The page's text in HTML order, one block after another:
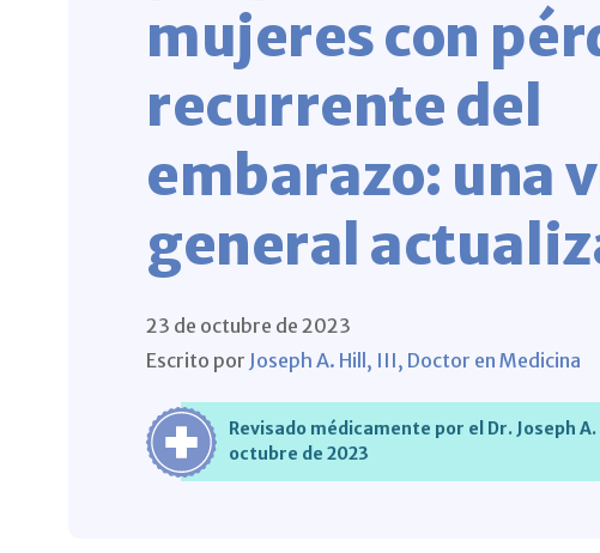
mujeres con
recurrente del
embarazo: una
general
23 de octubre de 2023
Escrito por Joseph A. Hill, III, Doctor en Medicina
Revisado médicamente por el Dr. Joseph A.
octubre de 2023